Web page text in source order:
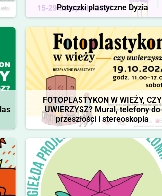
Potyczki plastyczne Dyzia
FOTOPLASTYKON W WIEŻY, CZY
UWIERZYSZ? Mural, telefony do
przeszłości i stereoskopia